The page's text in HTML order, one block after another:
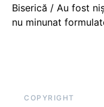
Biserică / Au fost
nu minunat
COPYRIGHT